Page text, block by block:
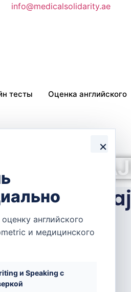
info@medicalsolidarity.ae
×
английского
и медицинского
и Speaking с
тесты Оценка английского
AL
Al
seaside